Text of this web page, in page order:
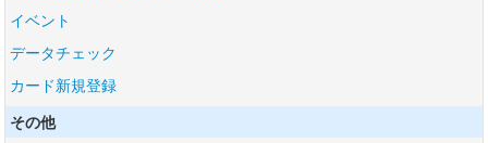
イベント
データチェック
カード新規登録
その他